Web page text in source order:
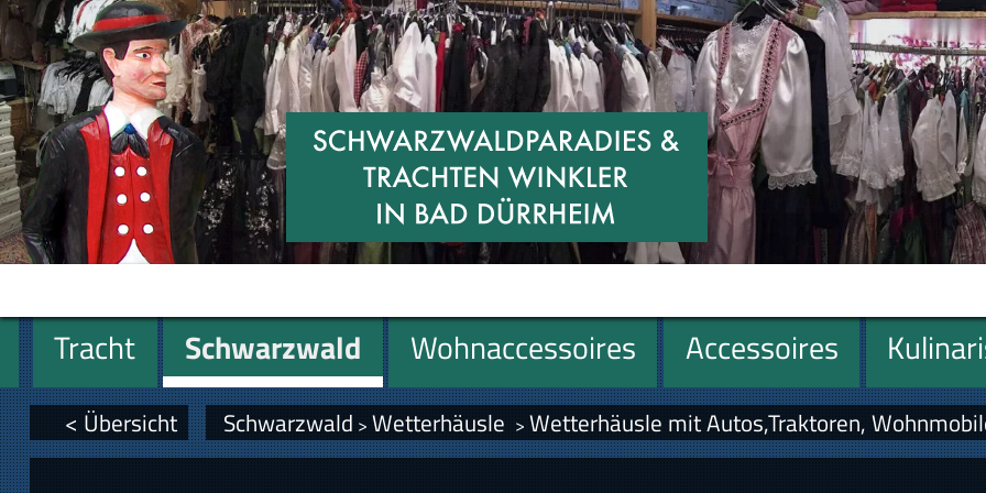
Tracht Schwarzwald Wohnaccessoires Accessoires
Miniaturen
Geschenke
< Übersicht Schwarzwald > Wetterhäusle > Wetterhäusle mit Autos,Traktoren,